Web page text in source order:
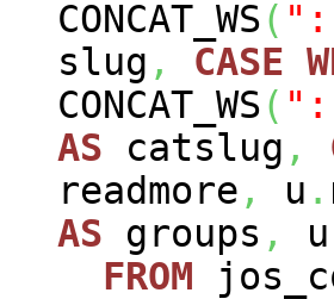
CONCAT_WS(
slug , CASE
CONCAT_WS(
AS catslug ,
readmore , u .
AS groups , u
FROM